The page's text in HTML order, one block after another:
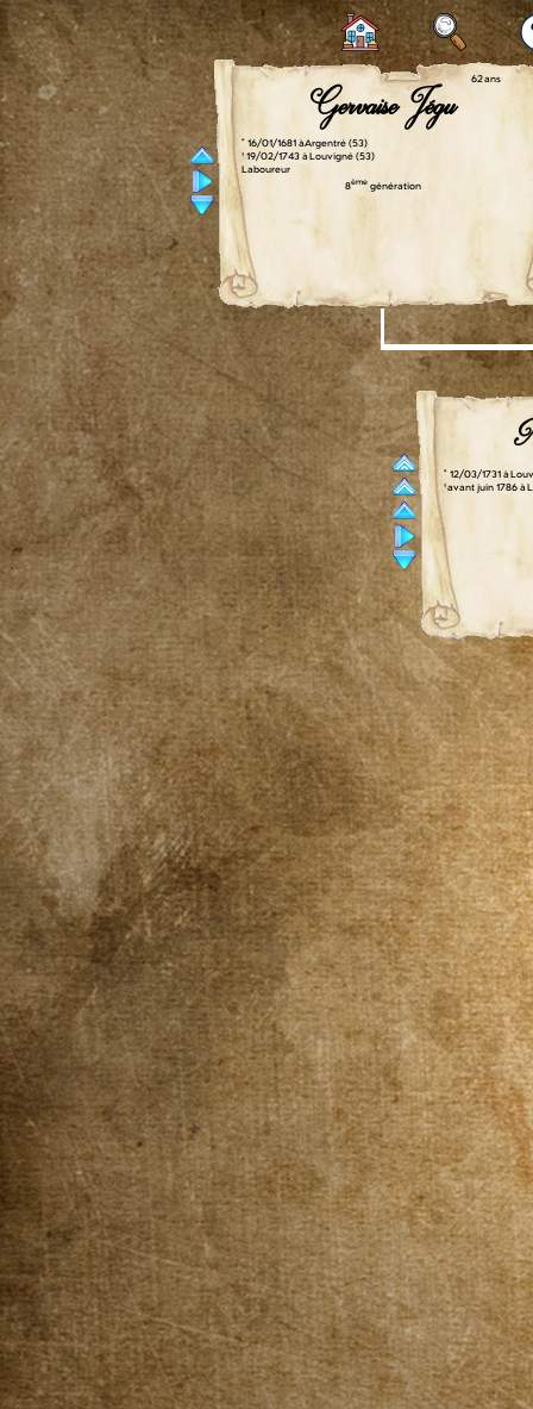
62 ans
Gervaise Jégu
° 16/01/1681 à Argentré (53)
† 19/02/1743 à Louvigné (53)
Laboureur
8ème génération
° 12/03/1731 à
† avant juin 1786 à